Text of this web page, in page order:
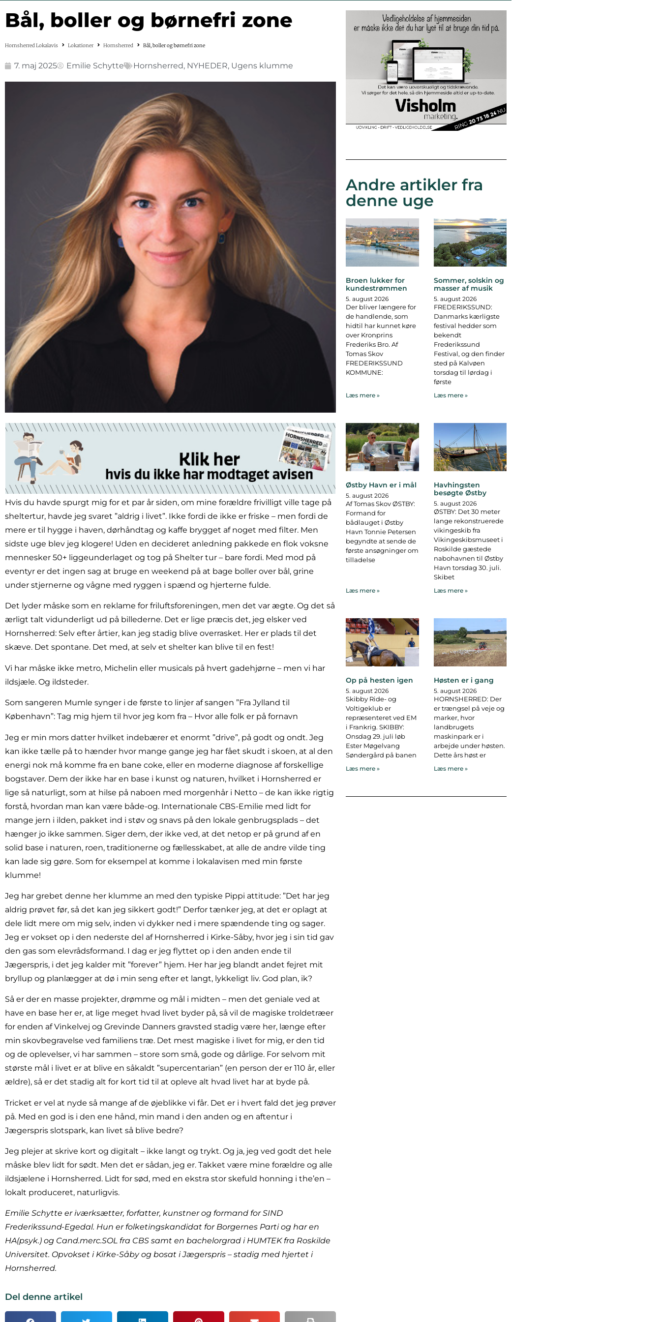
Bål, boller og børnefri zone
Hornsherred Lokalavis Lokationer Hornsherred Bål, boller og børnefri zone
7. maj 2025 Emilie Schytte Hornsherred, NYHEDER, Ugens klumme
Hvis du havde spurgt mig for et par år siden, om mine forældre frivilligt ville tage på
sheltertur, havde jeg svaret ”aldrig i livet”. Ikke fordi de ikke er friske – men fordi de
mere er til hygge i haven, dørhåndtag og kaffe brygget af noget med filter. Men
sidste uge blev jeg klogere! Uden en decideret anledning pakkede en flok voksne
mennesker 50+ liggeunderlaget og tog på Shelter tur – bare fordi. Med mod på
eventyr er det ingen sag at bruge en weekend på at bage boller over bål, grine
under stjernerne og vågne med ryggen i spænd og hjerterne fulde.
Det lyder måske som en reklame for friluftsforeningen, men det var ægte. Og det så
ærligt talt vidunderligt ud på billederne. Det er lige præcis det, jeg elsker ved
Hornsherred: Selv efter årtier, kan jeg stadig blive overrasket. Her er plads til det
skæve. Det spontane. Det med, at selv et shelter kan blive til en fest!
Vi har måske ikke metro, Michelin eller musicals på hvert gadehjørne – men vi har
ildsjæle. Og ildsteder.
Som sangeren Mumle synger i de første to linjer af sangen ”Fra Jylland til
København”: Tag mig hjem til hvor jeg kom fra – Hvor alle folk er på fornavn
Jeg er min mors datter hvilket indebærer et enormt ”drive”, på godt og ondt. Jeg
kan ikke tælle på to hænder hvor mange gange jeg har fået skudt i skoen, at al den
energi nok må komme fra en bane coke, eller en moderne diagnose af forskellige
bogstaver. Dem der ikke har en base i kunst og naturen, hvilket i Hornsherred er
lige så naturligt, som at hilse på naboen med morgenhår i Netto – de kan ikke rigtig
forstå, hvordan man kan være både-og. Internationale CBS-Emilie med lidt for
mange jern i ilden, pakket ind i støv og snavs på den lokale genbrugsplads – det
hænger jo ikke sammen. Siger dem, der ikke ved, at det netop er på grund af en
solid base i naturen, roen, traditionerne og fællesskabet, at alle de andre vilde ting
kan lade sig gøre. Som for eksempel at komme i lokalavisen med min første
klumme!
Jeg har grebet denne her klumme an med den typiske Pippi attitude: ”Det har jeg
aldrig prøvet før, så det kan jeg sikkert godt!” Derfor tænker jeg, at det er oplagt at
dele lidt mere om mig selv, inden vi dykker ned i mere spændende ting og sager.
Jeg er vokset op i den nederste del af Hornsherred i Kirke-Såby, hvor jeg i sin tid gav
den gas som elevrådsformand. I dag er jeg flyttet op i den anden ende til
Jægerspris, i det jeg kalder mit ”forever” hjem. Her har jeg blandt andet fejret mit
bryllup og planlægger at dø i min seng efter et langt, lykkeligt liv. God plan, ik?
Så er der en masse projekter, drømme og mål i midten – men det geniale ved at
have en base her er, at lige meget hvad livet byder på, så vil de magiske troldetræer
for enden af Vinkelvej og Grevinde Danners gravsted stadig være her, længe efter
min skovbegravelse ved familiens træ. Det mest magiske i livet for mig, er den tid
og de oplevelser, vi har sammen – store som små, gode og dårlige. For selvom mit
største mål i livet er at blive en såkaldt ”supercentarian” (en person der er 110 år, eller
ældre), så er det stadig alt for kort tid til at opleve alt hvad livet har at byde på.
Tricket er vel at nyde så mange af de øjeblikke vi får. Det er i hvert fald det jeg prøver
på. Med en god is i den ene hånd, min mand i den anden og en aftentur i
Jægerspris slotspark, kan livet så blive bedre?
Jeg plejer at skrive kort og digitalt – ikke langt og trykt. Og ja, jeg ved godt det hele
måske blev lidt for sødt. Men det er sådan, jeg er. Takket være mine forældre og alle
ildsjælene i Hornsherred. Lidt for sød, med en ekstra stor skefuld honning i the’en –
lokalt produceret, naturligvis.
Emilie Schytte er iværksætter, forfatter, kunstner og formand for SIND
Frederikssund-Egedal. Hun er folketingskandidat for Borgernes Parti og har en
HA(psyk.) og Cand.merc.SOL fra CBS samt en bachelorgrad i HUMTEK fra Roskilde
Universitet. Opvokset i Kirke-Såby og bosat i Jægerspris – stadig med hjertet i
Hornsherred.
Del denne artikel
Andre artikler fra
denne uge
Broen lukker for
kundestrømmen
5. august 2026
Der bliver længere for
de handlende, som
hidtil har kunnet køre
over Kronprins
Frederiks Bro. Af
Tomas Skov
FREDERIKSSUND
KOMMUNE:
Læs mere »
Sommer, solskin og
masser af musik
5. august 2026
FREDERIKSSUND:
Danmarks kærligste
festival hedder som
bekendt
Frederikssund
Festival, og den finder
sted på Kalvøen
torsdag til lørdag i
første
Læs mere »
Østby Havn er i mål
5. august 2026
Af Tomas Skov ØSTBY:
Formand for
bådlauget i Østby
Havn Tonnie Petersen
begyndte at sende de
første ansøgninger om
tilladelse
Læs mere »
Havhingsten
besøgte Østby
5. august 2026
ØSTBY: Det 30 meter
lange rekonstruerede
vikingeskib fra
Vikingeskibsmuseet i
Roskilde gæstede
nabohavnen til Østby
Havn torsdag 30. juli.
Skibet
Læs mere »
Op på hesten igen
5. august 2026
Skibby Ride- og
Voltigeklub er
repræsenteret ved EM
i Frankrig. SKIBBY:
Onsdag 29. juli løb
Ester Møgelvang
Søndergård på banen
Læs mere »
Høsten er i gang
5. august 2026
HORNSHERRED: Der
er trængsel på veje og
marker, hvor
landbrugets
maskinpark er i
arbejde under høsten.
Dette års høst er
Læs mere »